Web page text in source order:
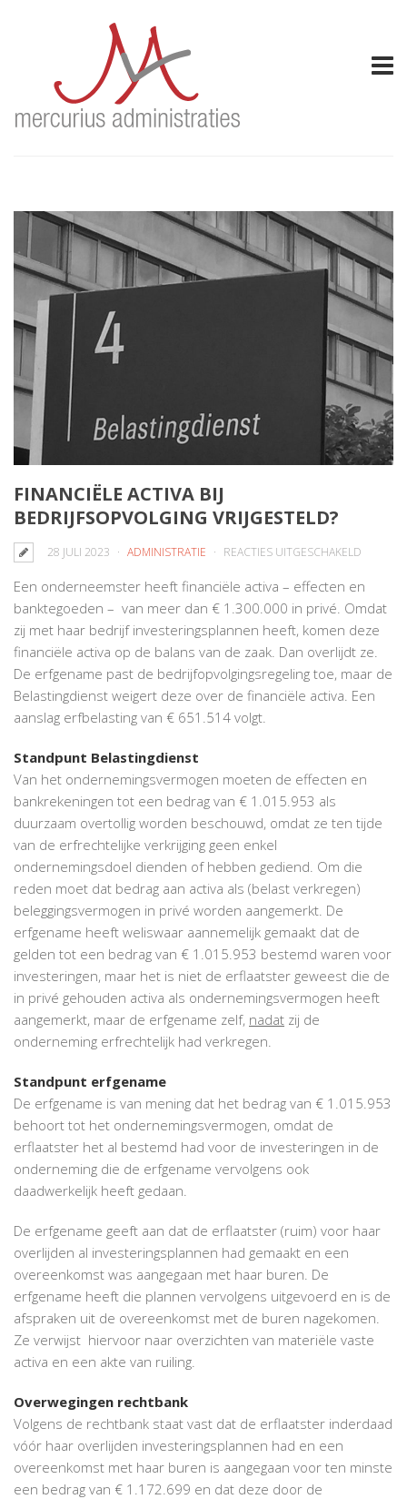
FINANCIËLE ACTIVA BIJ
BEDRIJFSOPVOLGING VRIJGESTELD?
28 JULI 2023 ADMINISTRATIE REACTIES UITGESCHAKELD
ACTIVA
BIJ
Een onderneemster heeft financiële activa – effecten en
banktegoeden – van meer dan € 1.300.000 in privé. Omdat
zij met haar bedrijf investeringsplannen heeft, komen deze
financiële activa op de balans van de zaak. Dan overlijdt ze.
De erfgename past de bedrijfopvolgingsregeling toe, maar de
Belastingdienst weigert deze over de financiële activa. Een
aanslag erfbelasting van € 651.514 volgt.
Standpunt Belastingdienst
Van het ondernemingsvermogen moeten de effecten en
bankrekeningen tot een bedrag van € 1.015.953 als
duurzaam overtollig worden beschouwd, omdat ze ten tijde
van de erfrechtelijke verkrijging geen enkel
ondernemingsdoel dienden of hebben gediend. Om die
reden moet dat bedrag aan activa als (belast verkregen)
beleggingsvermogen in privé worden aangemerkt. De
erfgename heeft weliswaar aannemelijk gemaakt dat de
gelden tot een bedrag van € 1.015.953 bestemd waren voor
investeringen, maar het is niet de erflaatster geweest die de
in privé gehouden activa als ondernemingsvermogen heeft
aangemerkt, maar de erfgename zelf, nadat zij de
onderneming erfrechtelijk had verkregen.
Standpunt erfgename
De erfgename is van mening dat het bedrag van € 1.015.953
behoort tot het ondernemingsvermogen, omdat de
erflaatster het al bestemd had voor de investeringen in de
onderneming die de erfgename vervolgens ook
daadwerkelijk heeft gedaan.
De erfgename geeft aan dat de erflaatster (ruim) voor haar
overlijden al investeringsplannen had gemaakt en een
overeenkomst was aangegaan met haar buren. De
erfgename heeft die plannen vervolgens uitgevoerd en is de
afspraken uit de overeenkomst met de buren nagekomen.
Ze verwijst hiervoor naar overzichten van materiële vaste
activa en een akte van ruiling.
Overwegingen rechtbank
Volgens de rechtbank staat vast dat de erflaatster inderdaad
vóór haar overlijden investeringsplannen had en een
overeenkomst met haar buren is aangegaan voor ten minste
een bedrag van € 1.172.699 en dat deze door de